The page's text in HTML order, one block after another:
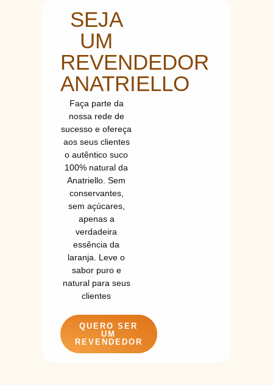
SEJA
UM
REVENDEDOR
ANATRIELLO
Faça parte da
nossa rede de
sucesso e ofereça
aos seus clientes
o autêntico suco
100% natural da
Anatriello. Sem
conservantes,
sem açúcares,
apenas a
verdadeira
essência da
laranja. Leve o
sabor puro e
natural para seus
clientes
QUERO SER
UM
REVENDEDOR